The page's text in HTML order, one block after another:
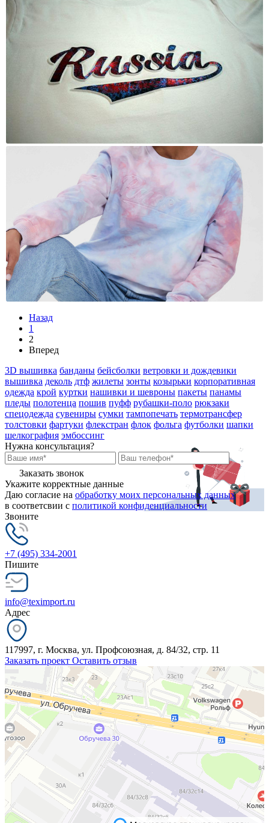
Назад
1
2
Вперед
3D вышивка банданы бейсболки ветровки и дождевики
вышивка деколь дтф жилеты зонты козырьки корпоративная
одежда крой куртки нашивки и шевроны пакеты панамы
пледы полотенца пошив пуфф рубашки-поло рюкзаки
спецодежда сувениры сумки тампопечать термотрансфер
толстовки фартуки флекстран флок фольга футболки шапки
шелкография эмбоссинг
Нужна консультация?
Заказать звонок
Укажите корректные данные
Даю согласие на обработку моих персональных данных
в соответсвии с политикой конфиденциальности
Звоните
+7 (495) 334-2001
Пишите
info@teximport.ru
Адрес
117997, г. Москва, ул. Профсоюзная, д. 84/32, стр. 11
Заказать проект Оставить отзыв